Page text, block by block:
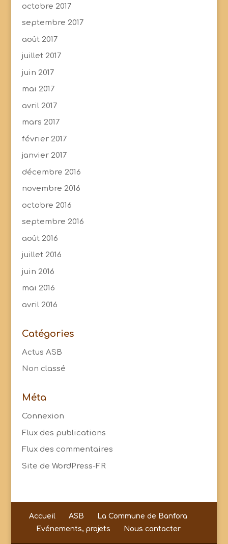
octobre 2017
septembre 2017
août 2017
juillet 2017
juin 2017
mai 2017
avril 2017
mars 2017
février 2017
janvier 2017
décembre 2016
novembre 2016
octobre 2016
septembre 2016
août 2016
juillet 2016
juin 2016
mai 2016
avril 2016
Catégories
Actus ASB
Non classé
Méta
Connexion
Flux des publications
Flux des commentaires
Site de WordPress-FR
Accueil ASB
La Commune de Banfora
Evénements, projets
Nous contacter